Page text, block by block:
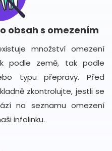
obsah s omezením
množství omezení
podle země, tak podle
typu přepravy. Před
zkontrolujte, jestli se
na seznamu omezení
infolinku.